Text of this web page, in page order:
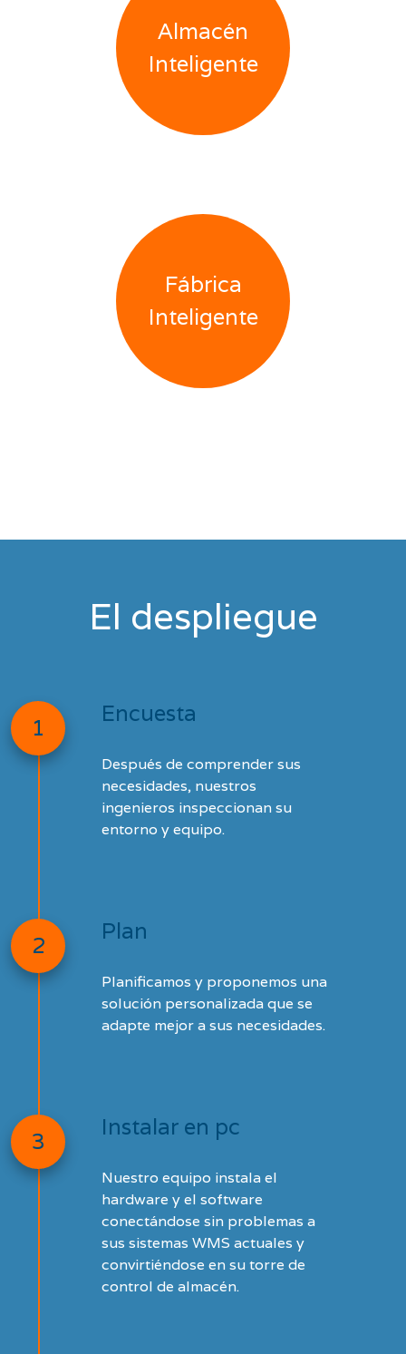
Almacén
Inteligente
Fábrica
Inteligente
El despliegue
1
Encuesta
Después de comprender sus
necesidades, nuestros
ingenieros inspeccionan su
entorno y equipo.
2
Plan
Planificamos y proponemos una
solución personalizada que se
adapte mejor a sus necesidades.
3
Instalar en pc
Nuestro equipo instala el
hardware y el software
conectándose sin problemas a
sus sistemas WMS actuales y
convirtiéndose en su torre de
control de almacén.